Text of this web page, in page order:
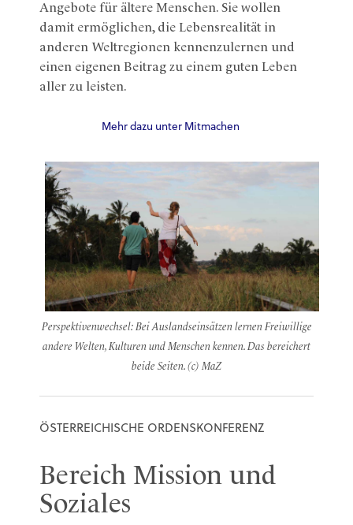
Angebote für ältere Menschen. Sie wollen
damit ermöglichen, die Lebensrealität in
anderen Weltregionen kennenzulernen und
einen eigenen Beitrag zu einem guten Leben
aller zu leisten.
Mehr dazu unter Mitmachen
Perspektivenwechsel: Bei Auslandseinsätzen lernen Freiwillige
andere Welten, Kulturen und Menschen kennen. Das bereichert
beide Seiten. (c) MaZ
ÖSTERREICHISCHE ORDENSKONFERENZ
Bereich Mission und
Soziales